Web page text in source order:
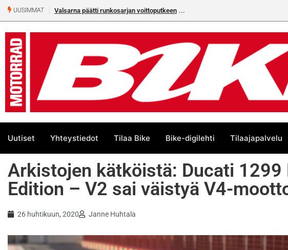
UUSIMMAT Valsarna päätti runkosarjan voittoputkeen
numeroa!
Uutiset Yhteystiedot Tilaa Bike Bike-digilehti Tilaajapalvelu
Arkistojen kätköistä: Ducati 1299
Edition – V2 sai väistyä V4-
26 huhtikuun, 2020 Janne Huhtala